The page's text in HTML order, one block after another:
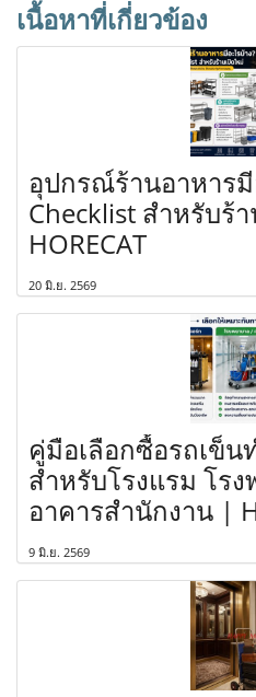
เนื้อหาที่เกี่ยวข้อง
อุปกรณ์ร้านอาหารมี
Checklist สำหรับร้
HORECAT
20 มิ.ย. 2569
คู่มือเลือกซื้อรถเข็น
สำหรับโรงแรม โร
อาคารสำนักงาน |
9 มิ.ย. 2569